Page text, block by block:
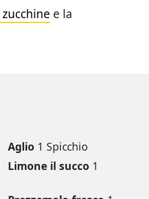
e la
Aglio 1 Spicchio
Limone il succo 1